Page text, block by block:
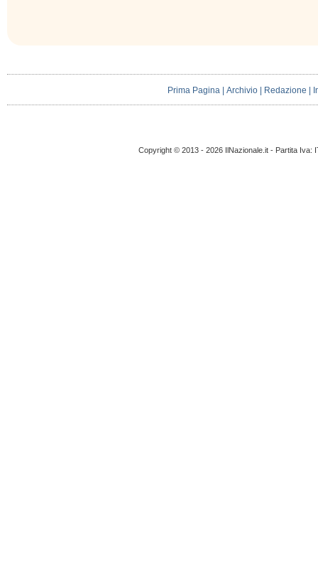
Prima Pagina |Archivio | Redazione |
Copyright © 2013 - 2026 IlNazionale.it - Partita Iva: